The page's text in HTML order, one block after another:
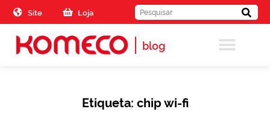
Skip to the content
Site Loja
blog
Etiqueta: chip wi-fi